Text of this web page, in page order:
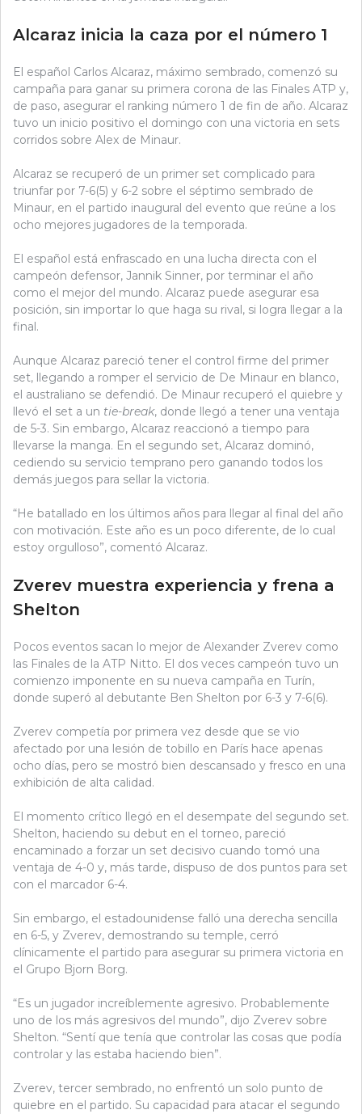
Alcaraz inicia la caza por el número 1
El español Carlos Alcaraz, máximo sembrado, comenzó su
campaña para ganar su primera corona de las Finales ATP y,
de paso, asegurar el ranking número 1 de fin de año. Alcaraz
tuvo un inicio positivo el domingo con una victoria en sets
corridos sobre Alex de Minaur.
Alcaraz se recuperó de un primer set complicado para
triunfar por 7-6(5) y 6-2 sobre el séptimo sembrado de
Minaur, en el partido inaugural del evento que reúne a los
ocho mejores jugadores de la temporada.
El español está enfrascado en una lucha directa con el
campeón defensor, Jannik Sinner, por terminar el año
como el mejor del mundo. Alcaraz puede asegurar esa
posición, sin importar lo que haga su rival, si logra llegar a la
final.
Aunque Alcaraz pareció tener el control firme del primer
set, llegando a romper el servicio de De Minaur en blanco,
el australiano se defendió. De Minaur recuperó el quiebre y
llevó el set a un tie-break, donde llegó a tener una ventaja
de 5-3. Sin embargo, Alcaraz reaccionó a tiempo para
llevarse la manga. En el segundo set, Alcaraz dominó,
cediendo su servicio temprano pero ganando todos los
demás juegos para sellar la victoria.
“He batallado en los últimos años para llegar al final del año
con motivación. Este año es un poco diferente, de lo cual
estoy orgulloso”, comentó Alcaraz.
Zverev muestra experiencia y frena a
Shelton
Pocos eventos sacan lo mejor de Alexander Zverev como
las Finales de la ATP Nitto. El dos veces campeón tuvo un
comienzo imponente en su nueva campaña en Turín,
donde superó al debutante Ben Shelton por 6-3 y 7-6(6).
Zverev competía por primera vez desde que se vio
afectado por una lesión de tobillo en París hace apenas
ocho días, pero se mostró bien descansado y fresco en una
exhibición de alta calidad.
El momento crítico llegó en el desempate del segundo set.
Shelton, haciendo su debut en el torneo, pareció
encaminado a forzar un set decisivo cuando tomó una
ventaja de 4-0 y, más tarde, dispuso de dos puntos para set
con el marcador 6-4.
Sin embargo, el estadounidense falló una derecha sencilla
en 6-5, y Zverev, demostrando su temple, cerró
clínicamente el partido para asegurar su primera victoria en
el Grupo Bjorn Borg.
“Es un jugador increíblemente agresivo. Probablemente
uno de los más agresivos del mundo”, dijo Zverev sobre
Shelton. “Sentí que tenía que controlar las cosas que podía
controlar y las estaba haciendo bien”.
Zverev, tercer sembrado, no enfrentó un solo punto de
quiebre en el partido. Su capacidad para atacar el segundo